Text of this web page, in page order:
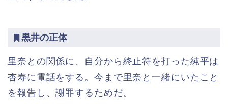
黒井の正体
里奈との関係に、自分から終止符を打った純平は
杏寿に電話をする。今まで里奈と一緒にいたこと
を報告し、謝罪するためだ。